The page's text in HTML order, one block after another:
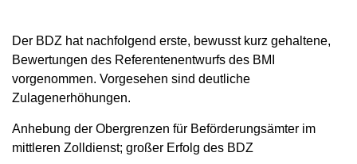
Der BDZ hat nachfolgend erste, bewusst kurz gehaltene,
Bewertungen des Referentenentwurfs des BMI
vorgenommen. Vorgesehen sind deutliche
Zulagenerhöhungen.
Anhebung der Obergrenzen für Beförderungsämter im
mittleren Zolldienst; großer Erfolg des BDZ